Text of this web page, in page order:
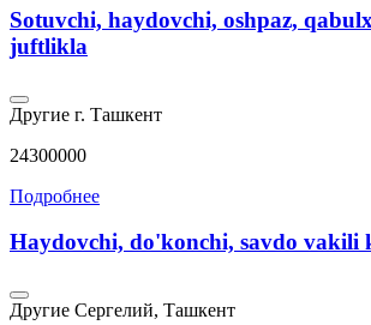
Sotuvchi, haydovchi, oshpaz,
juftlikla
Другие г. Ташкент
24300000
Подробнее
Haydovchi, do'konchi, savdo vakili
Другие Сергелий, Ташкент